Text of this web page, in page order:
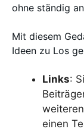
ohne ständig
Mit diesem
Ideen zu Los
Links:
einen